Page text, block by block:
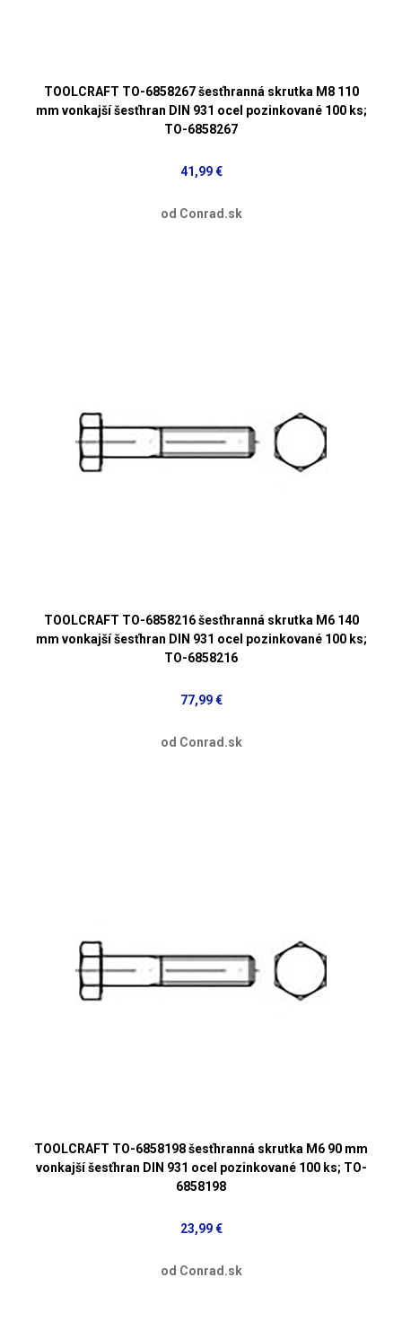
TOOLCRAFT TO-6858267 šesťhranná skrutka M8 110
mm vonkajší šesťhran DIN 931 ocel pozinkované 100 ks;
TO-6858267
41,99 €
od Conrad.sk
TOOLCRAFT TO-6858216 šesťhranná skrutka M6 140
mm vonkajší šesťhran DIN 931 ocel pozinkované 100 ks;
TO-6858216
77,99 €
od Conrad.sk
TOOLCRAFT TO-6858198 šesťhranná skrutka M6 90 mm
vonkajší šesťhran DIN 931 ocel pozinkované 100 ks; TO-
6858198
23,99 €
od Conrad.sk